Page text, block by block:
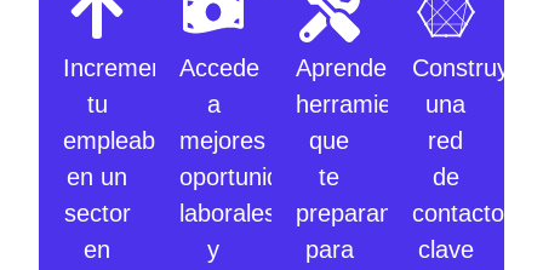
Incrementa
tu
empleabilidad
en un
sector
en
Accede
a
mejores
oportunidades
laborales
y
Aprende
herramientas
que
te
preparan
para
Construye
una
red
de
contactos
clave